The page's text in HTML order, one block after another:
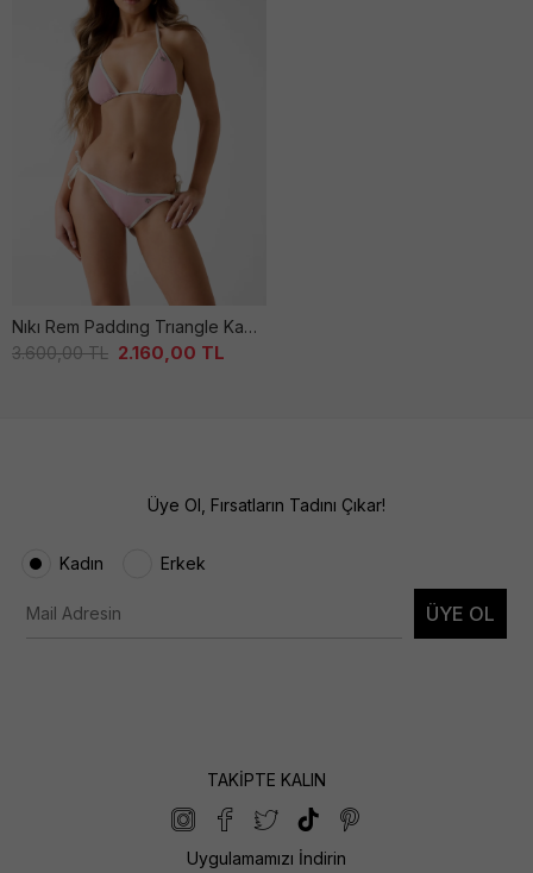
Nıkı Rem Paddıng Trıangle Kadın Pembe
3.600,00TL 2.160,00 TL
Üye Ol, Fırsatların Tadını Çıkar!
Kadın Erkek
ÜYE OL
TAKİPTE KALIN
Uygulamamızı İndirin